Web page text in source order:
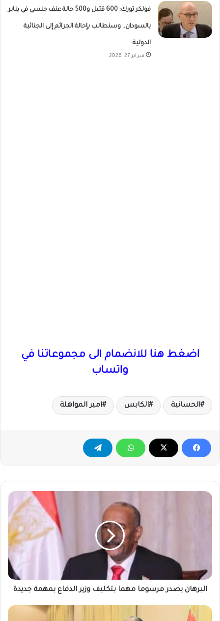
فولكر تورك: 600 قتيل و500 حالة عنف جنسي في يناير
بالسودان.. وسنطالب بإحالة الجرائم إلى الجنائية
الدولية
فبراير 27, 2026
اضغط هنا للانضمام الى مجموعاتنا في
واتساب
الحسانية الكابس امير المواهلة
البرهان
بمهمة
جديدة
البرهان يصدر مرسوما مهما بتكليف وزير الدفاع بمهمة جديدة
فولكر